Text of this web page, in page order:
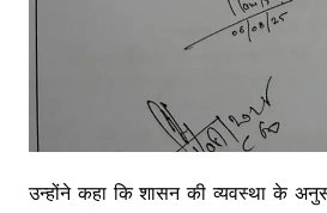
उन्होंने कहा कि शासन की व्यवस्था के